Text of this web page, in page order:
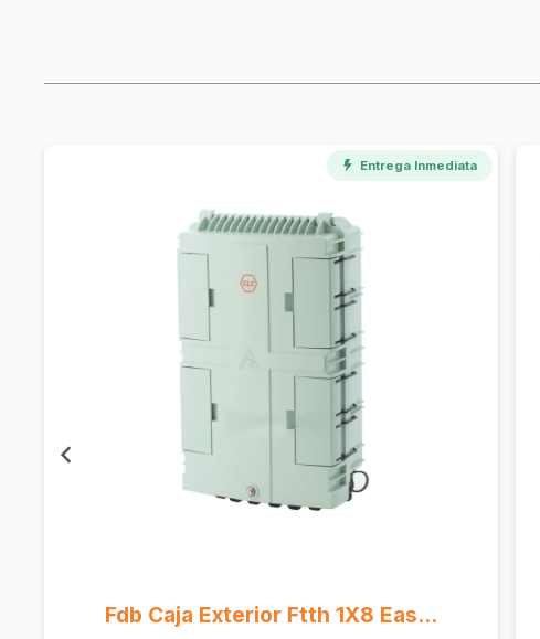
Entrega Inmediata
Conector Rj45 S-110 Keystone C...